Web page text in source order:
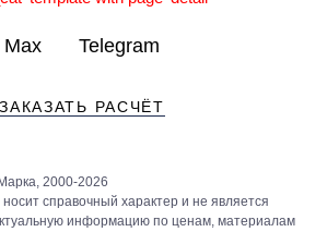
Max Telegram
ЗАКАЗАТЬ РАСЧЁТ
2000-2026
справочный характер и не является
информацию по ценам, материалам